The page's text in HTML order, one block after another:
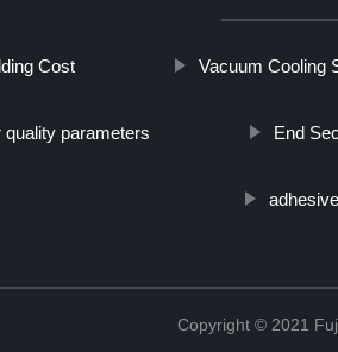
Cost Vacuum Cooling
quality parameters End
Copyright © 2021